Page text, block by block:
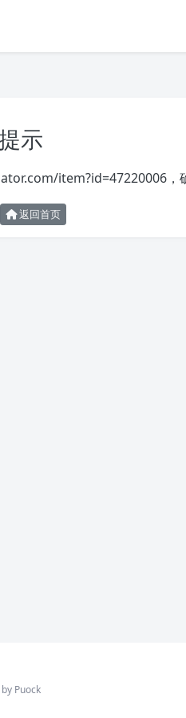
示
item?id=47220006，
返回首页
Puock